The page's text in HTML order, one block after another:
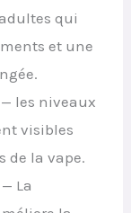
qui
et une
les niveaux
visibles
de la vape.
La